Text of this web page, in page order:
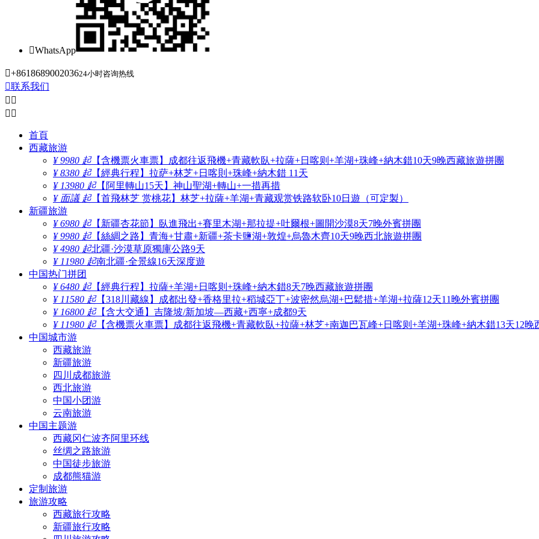
WhatsApp
+861868900203624小时咨询热线
联系我们
 
 
首頁
西藏旅游
¥ 9980 起【含機票火車票】成都往返飛機+青藏軟臥+拉薩+日喀则+羊湖+珠峰+納木錯10天9晚西藏旅遊拼團
¥ 8380 起【經典行程】拉萨+林芝+日喀則+珠峰+納木錯 11天
¥ 13980 起【阿里轉山15天】神山聖湖+轉山+一措再措
¥ 面議 起【首飛林芝 赏桃花】林芝+拉薩+羊湖+青藏观赏铁路软卧10日遊（可定製）
新疆旅游
¥ 6980 起【新疆杏花節】臥進飛出+賽里木湖+那拉提+吐爾根+圖開沙漠8天7晚外賓拼團
¥ 9980 起【絲綢之路】青海+甘肅+新疆+茶卡鹽湖+敦煌+烏魯木齊10天9晚西北旅遊拼團
¥ 4980 起北疆·沙漠草原獨庫公路9天
¥ 11980 起南北疆·全景線16天深度遊
中国热门拼团
¥ 6480 起【經典行程】拉薩+羊湖+日喀则+珠峰+納木錯8天7晚西藏旅遊拼團
¥ 11580 起【318川藏線】成都出發+香格里拉+稻城亞丁+波密然烏湖+巴鬆措+羊湖+拉薩12天11晚外賓拼團
¥ 16800 起【含大交通】吉隆坡/新加坡—西藏+西寧+成都9天
¥ 11980 起【含機票火車票】成都往返飛機+青藏軟臥+拉薩+林芝+南迦巴瓦峰+日喀则+羊湖+珠峰+納木錯13天12晚
中国城市游
西藏旅游
新疆旅游
四川成都旅游
西北旅游
中国小团游
云南旅游
中国主题游
西藏冈仁波齐阿里环线
丝绸之路旅游
中国徒步旅游
成都熊猫游
定制旅游
旅游攻略
西藏旅行攻略
新疆旅行攻略